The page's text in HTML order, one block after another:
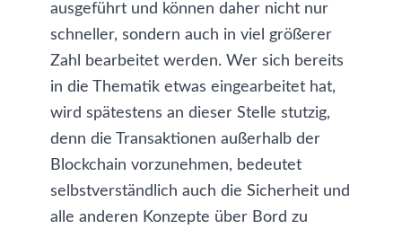
ausgeführt und können daher nicht nur
schneller, sondern auch in viel größerer
Zahl bearbeitet werden. Wer sich bereits
in die Thematik etwas eingearbeitet hat,
wird spätestens an dieser Stelle stutzig,
denn die Transaktionen außerhalb der
Blockchain vorzunehmen, bedeutet
selbstverständlich auch die Sicherheit und
alle anderen Konzepte über Bord zu